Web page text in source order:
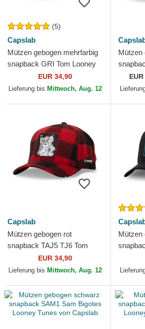
(5)
Capslab
Mützen gebogen mehrfarbig
snapback GRI Tom Looney
Tunes von Capslab
EUR 34,90
Lieferung bis Mittwoch, Aug. 12
Mützen
Tunes
EUR
Capslab
Mützen gebogen rot
snapback TAJ5 TJ6 Tom
Looney Tunes von Capslab
EUR 34,90
Lieferung bis Mittwoch, Aug. 12
Mützen
Teufel
Capslab